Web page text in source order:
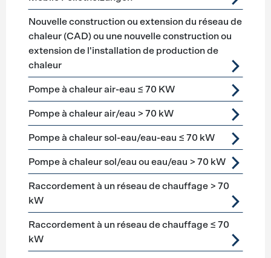
Nouvelle construction ou extension du réseau de
chaleur (CAD) ou une nouvelle construction ou
extension de l'installation de production de
chaleur
Pompe à chaleur air-eau ≤ 70 KW
Pompe à chaleur air/eau > 70 kW
Pompe à chaleur sol-eau/eau-eau ≤ 70 kW
Pompe à chaleur sol/eau ou eau/eau > 70 kW
Raccordement à un réseau de chauffage > 70
kW
Raccordement à un réseau de chauffage ≤ 70
kW